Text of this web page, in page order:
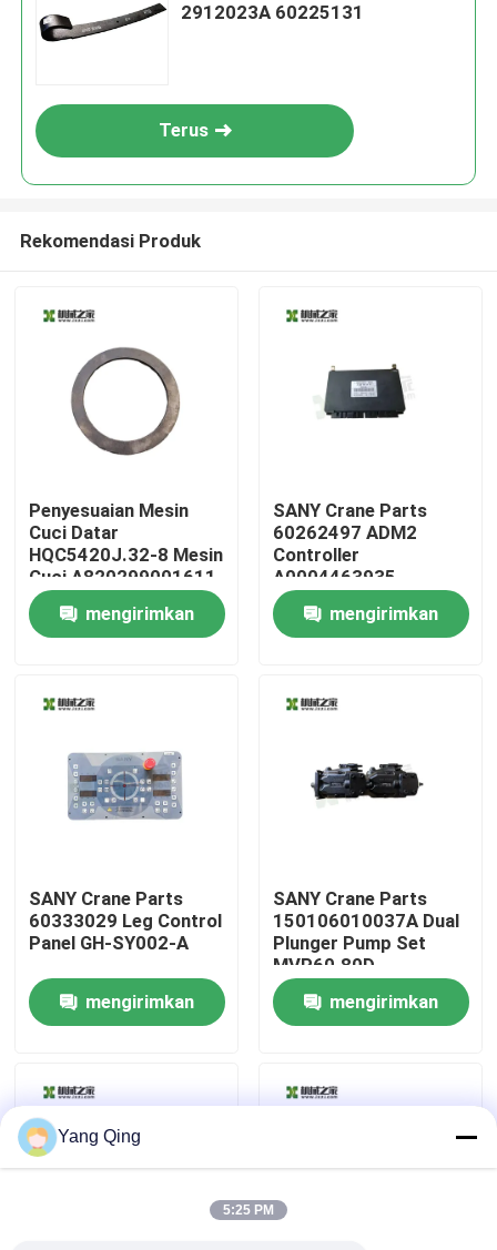
Rumah
Tentang kami
Tur Pabrik
Kontrol kualitas
Permintaan Penawaran
Truk Derek Bekas
Derek Truk Bekas
2912023A 60225131
Terus
Rekomendasi Produk
Penyesuaian Mesin
Cuci Datar
HQC5420J.32-8 Mesin
Cuci A820299001611
mengirimkan
SANY Crane Parts
60262497 ADM2
Controller
A0004463935
Mercedes-Benz
mengirimkan
SANY Crane Parts
60333029 Leg Control
Panel GH-SY002-A
mengirimkan
SANY Crane Parts
150106010037A Dual
Plunger Pump Set
MVP60.80D-
06S8/MVP60.80D-
06S5 mengirimkan
Yang Qing
5:25 PM